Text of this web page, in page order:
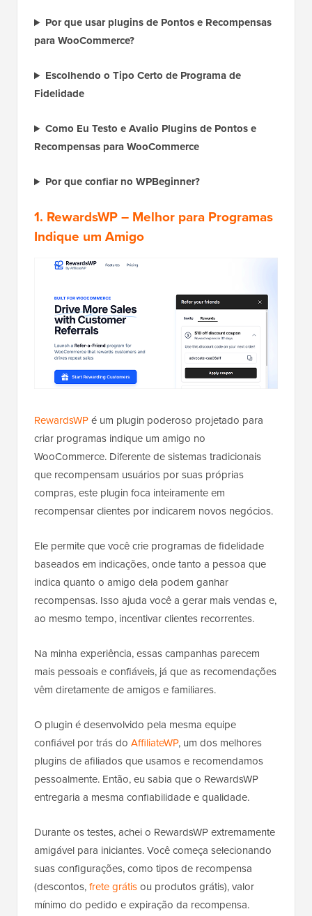
Por que usar plugins de Pontos e Recompensas
para WooCommerce?
Escolhendo o Tipo Certo de Programa de
Fidelidade
Como Eu Testo e Avalio Plugins de Pontos e
Recompensas para WooCommerce
Por que confiar no WPBeginner?
1. RewardsWP– Melhor para Programas
Indique um Amigo
RewardsWPé um plugin poderoso projetado para
criar programas indique um amigo no
WooCommerce. Diferente de sistemas tradicionais
que recompensam usuários por suas próprias
compras, este plugin foca inteiramente em
recompensar clientes por indicarem novos negócios.
Ele permite que você crie programas de fidelidade
baseados em indicações, onde tanto a pessoa que
indica quanto o amigo dela podem ganhar
recompensas. Isso ajuda você a gerar mais vendas e,
ao mesmo tempo, incentivar clientes recorrentes.
Na minha experiência, essas campanhas parecem
mais pessoais e confiáveis, já que as recomendações
vêm diretamente de amigos e familiares.
O plugin é desenvolvido pela mesma equipe
confiável por trás do AffiliateWP, um dos melhores
plugins de afiliados que usamos e recomendamos
pessoalmente. Então, eu sabia que o RewardsWP
entregaria a mesma confiabilidade e qualidade.
Durante os testes, achei o RewardsWP extremamente
amigável para iniciantes. Você começa selecionando
suas configurações, como tipos de recompensa
(descontos,frete grátisou produtos grátis), valor
mínimo do pedido e expiração da recompensa.